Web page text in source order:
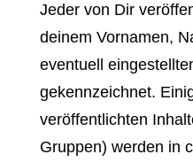
Jeder von Dir
deinem Vornamen,
eventuell
gekennzeichnet.
veröffentlichten
Gruppen) werden in